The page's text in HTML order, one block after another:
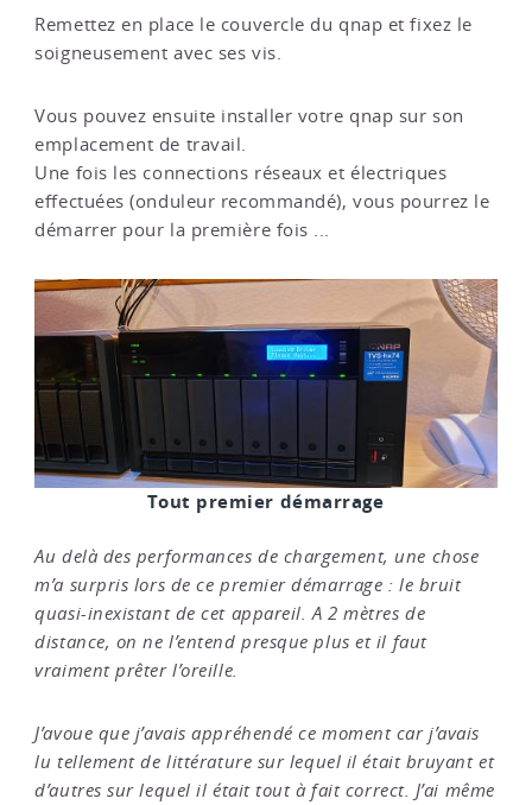
Remettez en place le couvercle du qnap et fixez le
soigneusement avec ses vis.
Vous pouvez ensuite installer votre qnap sur son
emplacement de travail.
Une fois les connections réseaux et électriques
effectuées (onduleur recommandé), vous pourrez le
démarrer pour la première fois ...
Tout premier démarrage
Au delà des performances de chargement, une chose
m’a surpris lors de ce premier démarrage : le bruit
quasi-inexistant de cet appareil. A 2 mètres de
distance, on ne l’entend presque plus et il faut
vraiment prêter l’oreille.
J’avoue que j’avais appréhendé ce moment car j’avais
lu tellement de littérature sur lequel il était bruyant et
d’autres sur lequel il était tout à fait correct. J’ai même